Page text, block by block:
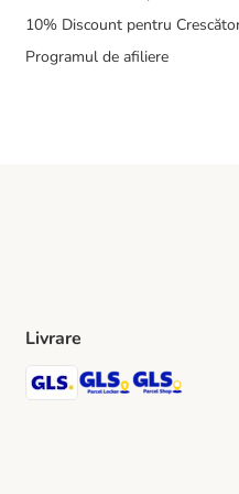
10% Discount pentru
Programul de afiliere
Livrare
GLS Shipping Method
GLS LockerGLS